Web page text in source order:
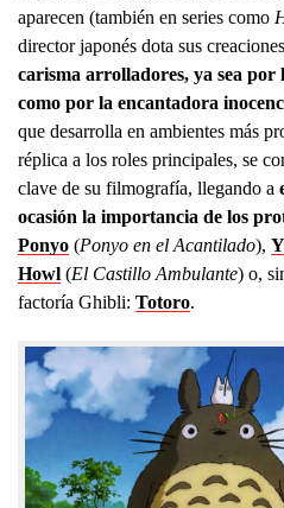
aparecen (también en series como
director japonés dota sus
carisma arrolladores, ya sea por
como por la encantadora
que desarrolla en ambientes más
réplica a los roles principales, se
clave de su filmografía, llegando a
ocasión la importancia de los
Ponyo (Ponyo en el Acantilado),
Howl (El Castillo Ambulante) o,
factoría Ghibli: Totoro.